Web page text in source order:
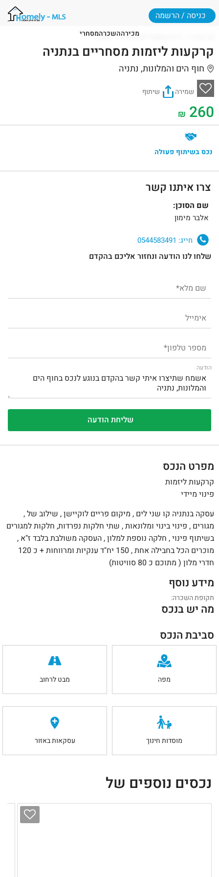
מכירההשכרהמסחרי
כניסה / הרשמה
דירות מסחריים בנתניה נתניה
קרקעות ליזמות מסחריים בנתניה
חוף הים והמלונות, נתניה
שמירה שיתוף
260
₪
נכס בשיתוף פעולה
צרו איתנו קשר
שם הסוכן:
אלבר מימון
חייג:
שלחו לנו הודעה ונחזור אליכם בהקדם
הודעה
1/0
מפרט הנכס
קרקעות ליזמות
פינוי מיידי
עסקה בנתניה קו שני לים , מיקום פריים לוקיישן , שילוב של ,
מגורים , פינוי בינוי ומלונאות , שתי חלקות נפרדות, חלקות למגורים
בשיתוף פינוי , חלקה נוספת למלון , העסקה משולבת בלבד ז"א ,
מוכרים הכל בחבילה אחת , 150 יח"ד ענקיות ומרווחות + כ 120
חדרי מלון ( מתוכם כ 80 סוויטות)
מידע נוסף
תקופת השכרה:
מה יש בנכס
סביבת הנכס
מפה מבט לרחוב
מוסדות חינוך עסקאות באזור
נכסים נוספים של